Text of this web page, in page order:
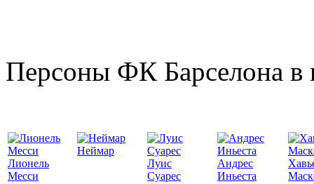
Персоны ФК Барселона в
Лионель
Месси
Неймар
Луис
Суарес
Андрес
Иньеста